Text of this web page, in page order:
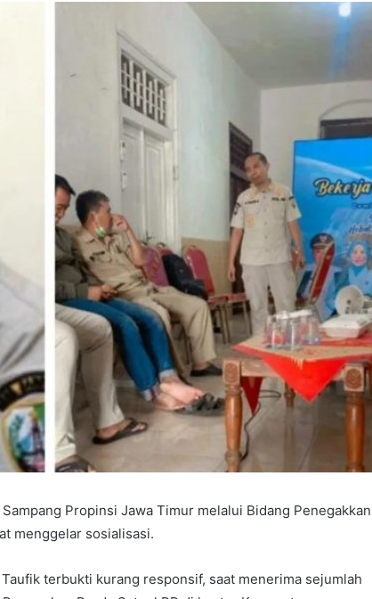
Propinsi Jawa Timur melalui Bidang Penegakkan
menggelar sosialisasi.
terbukti kurang responsif, saat menerima sejumlah